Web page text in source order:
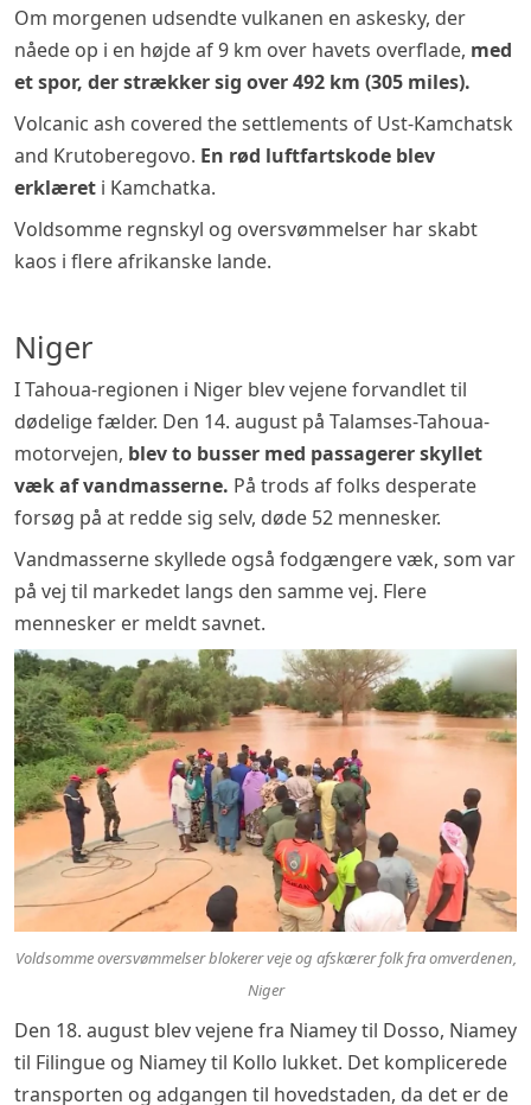
Om morgenen udsendte vulkanen en askesky, der
nåede op i en højde af 9 km over havets overflade, med
et spor, der strækker sig over 492 km (305 miles).
Volcanic ash covered the settlements of Ust-Kamchatsk
and Krutoberegovo. En rød luftfartskode blev
erklæret i Kamchatka.
Voldsomme regnskyl og oversvømmelser har skabt
kaos i flere afrikanske lande.
Niger
I Tahoua-regionen i Niger blev vejene forvandlet til
dødelige fælder. Den 14. august på Talamses-Tahoua-
motorvejen, blev to busser med passagerer skyllet
væk af vandmasserne. På trods af folks desperate
forsøg på at redde sig selv, døde 52 mennesker.
Vandmasserne skyllede også fodgængere væk, som var
på vej til markedet langs den samme vej. Flere
mennesker er meldt savnet.
Voldsomme oversvømmelser blokerer veje og afskærer folk fra omverdenen,
Niger
Den 18. august blev vejene fra Niamey til Dosso, Niamey
til Filingue og Niamey til Kollo lukket. Det komplicerede
transporten og adgangen til hovedstaden, da det er de